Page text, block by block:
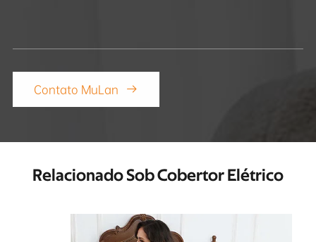
Contato MuLan 
Relacionado Sob Cobertor Elétrico